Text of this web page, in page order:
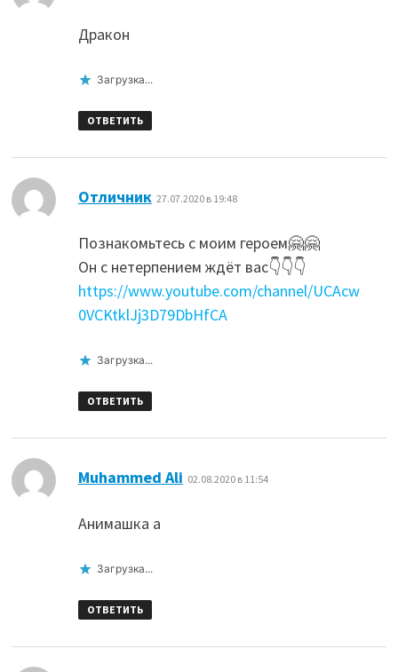
Дракон
Загрузка...
ОТВЕТИТЬ
Отличник 27.07.2020 в 19:48
Познакомьтесь с моим героем🤗🤗
Он с нетерпением ждёт вас👇👇👇
https://www.youtube.com/channel/UCAcw
0VCKtklJj3D79DbHfCA
Загрузка...
ОТВЕТИТЬ
Muhammed Ali 02.08.2020 в 11:54
Анимашка а
Загрузка...
ОТВЕТИТЬ